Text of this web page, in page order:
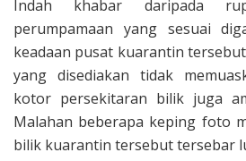
Indah khabar daripada
perumpamaan yang sesuai
keadaan pusat kuarantin
yang disediakan tidak
kotor persekitaran bilik juga
Malahan beberapa keping foto
bilik kuarantin tersebut tersebar